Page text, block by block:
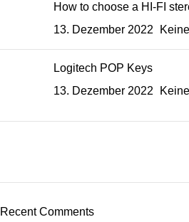
How to choose a HI-FI
13. Dezember 2022
Logitech POP Keys
13. Dezember 2022
HP Envy 34
Recent Comments